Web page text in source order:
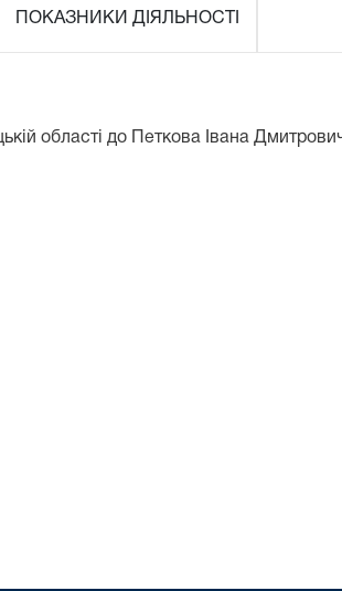
ПОКАЗНИКИ ДІЯЛЬНОСТІ
області до Петкова Івана